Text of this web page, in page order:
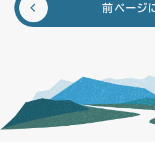
前ページ